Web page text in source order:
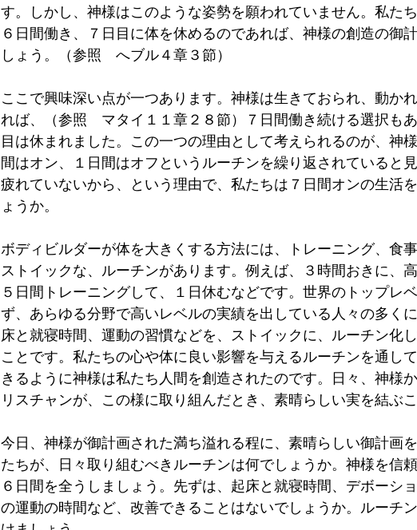
す。しかし、神様はこのような姿勢を願われていません。私た
６日間働き、７日目に体を休めるのであれば、神様の創造の御
しょう。（参照　へブル４章３節）
ここで興味深い点が一つあります。神様は生きておられ、動か
れば、（参照　マタイ１１章２８節）７日間働き続ける選択も
目は休まれました。この一つの理由として考えられるのが、神
間はオン、１日間はオフというルーチンを繰り返されていると
疲れていないから、という理由で、私たちは７日間オンの生活
ょうか。
ボディビルダーが体を大きくする方法には、トレーニング、食
ストイックな、ルーチンがあります。例えば、３時間おきに、
５日間トレーニングして、１日休むなどです。世界のトップレ
ず、あらゆる分野で高いレベルの実績を出している人々の多く
床と就寝時間、運動の習慣などを、ストイックに、ルーチン化
ことです。私たちの心や体に良い影響を与えるルーチンを通し
きるように神様は私たち人間を創造されたのです。日々、神様
リスチャンが、この様に取り組んだとき、素晴らしい実を結ぶ
今日、神様が御計画された満ち溢れる程に、素晴らしい御計画
たちが、日々取り組むべきルーチンは何でしょうか。神様を信
６日間を全うしましょう。先ずは、起床と就寝時間、デボーシ
の運動の時間など、改善できることはないでしょうか。ルーチ